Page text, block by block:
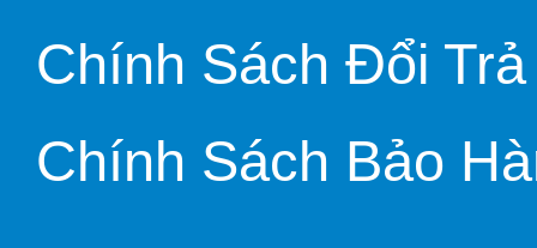
Chính Sách Đổi Trả
Chính Sách Bảo